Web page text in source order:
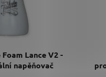
Lance V2 -
napěňovač